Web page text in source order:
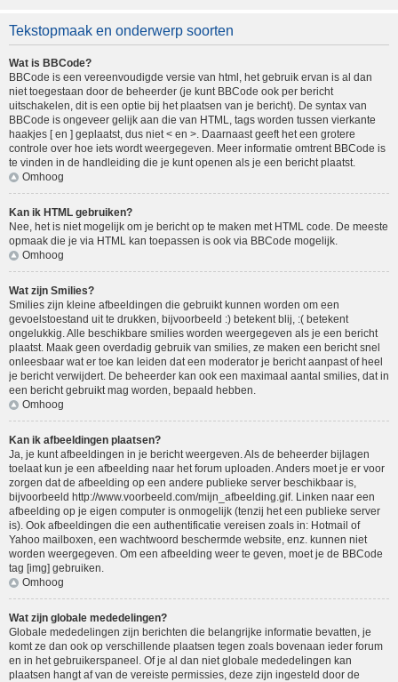
Tekstopmaak en onderwerp soorten
Wat is BBCode?
BBCode is een vereenvoudigde versie van html, het gebruik ervan is al dan
niet toegestaan door de beheerder (je kunt BBCode ook per bericht
uitschakelen, dit is een optie bij het plaatsen van je bericht). De syntax van
BBCode is ongeveer gelijk aan die van HTML, tags worden tussen vierkante
haakjes [ en ] geplaatst, dus niet < en >. Daarnaast geeft het een grotere
controle over hoe iets wordt weergegeven. Meer informatie omtrent BBCode is
te vinden in de handleiding die je kunt openen als je een bericht plaatst.
Omhoog
Kan ik HTML gebruiken?
Nee, het is niet mogelijk om je bericht op te maken met HTML code. De meeste
opmaak die je via HTML kan toepassen is ook via BBCode mogelijk.
Omhoog
Wat zijn Smilies?
Smilies zijn kleine afbeeldingen die gebruikt kunnen worden om een
gevoelstoestand uit te drukken, bijvoorbeeld :) betekent blij, :( betekent
ongelukkig. Alle beschikbare smilies worden weergegeven als je een bericht
plaatst. Maak geen overdadig gebruik van smilies, ze maken een bericht snel
onleesbaar wat er toe kan leiden dat een moderator je bericht aanpast of heel
je bericht verwijdert. De beheerder kan ook een maximaal aantal smilies, dat in
een bericht gebruikt mag worden, bepaald hebben.
Omhoog
Kan ik afbeeldingen plaatsen?
Ja, je kunt afbeeldingen in je bericht weergeven. Als de beheerder bijlagen
toelaat kun je een afbeelding naar het forum uploaden. Anders moet je er voor
zorgen dat de afbeelding op een andere publieke server beschikbaar is,
bijvoorbeeld http://www.voorbeeld.com/mijn_afbeelding.gif. Linken naar een
afbeelding op je eigen computer is onmogelijk (tenzij het een publieke server
is). Ook afbeeldingen die een authentificatie vereisen zoals in: Hotmail of
Yahoo mailboxen, een wachtwoord beschermde website, enz. kunnen niet
worden weergegeven. Om een afbeelding weer te geven, moet je de BBCode
tag [img] gebruiken.
Omhoog
Wat zijn globale mededelingen?
Globale mededelingen zijn berichten die belangrijke informatie bevatten, je
komt ze dan ook op verschillende plaatsen tegen zoals bovenaan ieder forum
en in het gebruikerspaneel. Of je al dan niet globale mededelingen kan
plaatsen hangt af van de vereiste permissies, deze zijn ingesteld door de